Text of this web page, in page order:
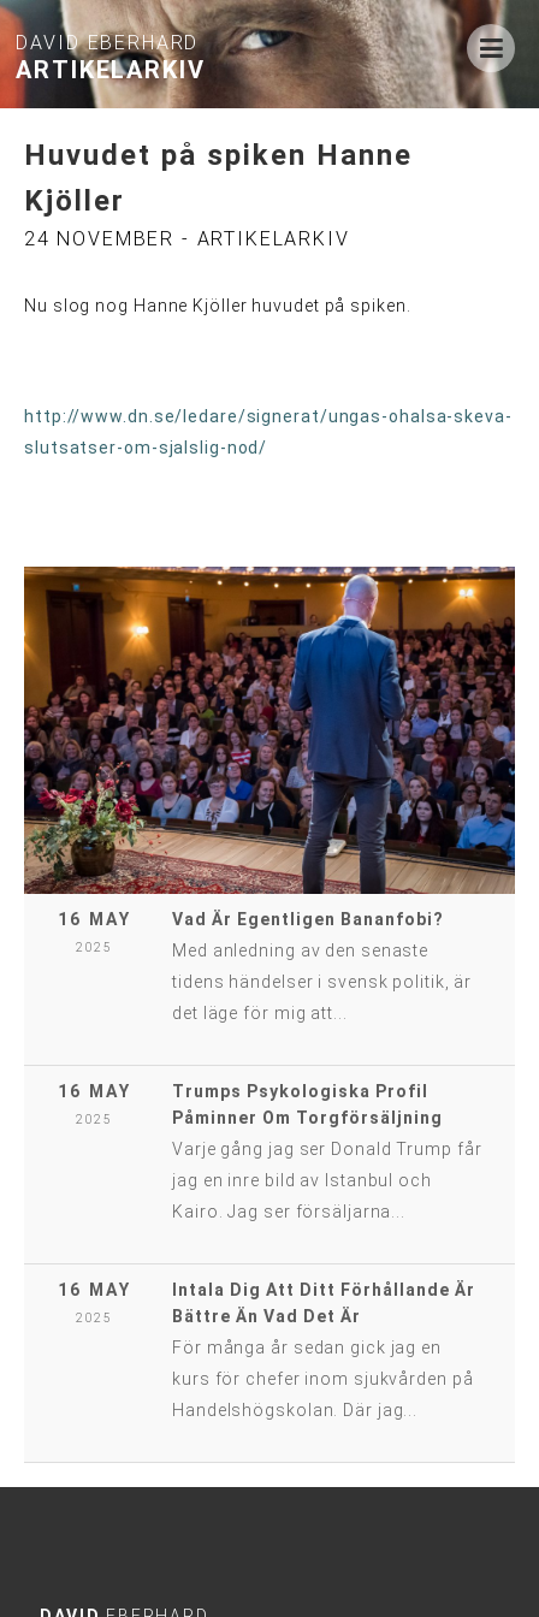
DAVID EBERHARD
ARTIKELARKIV
Huvudet på spiken Hanne
Kjöller
24 NOVEMBER - ARTIKELARKIV
Nu slog nog Hanne Kjöller huvudet på spiken.
http://www.dn.se/ledare/signerat/ungas-ohalsa-skeva-
slutsatser-om-sjalslig-nod/
16 MAY
2025
Vad Är Egentligen Bananfobi?
Med anledning av den senaste
tidens händelser i svensk politik, är
det läge för mig att...
16 MAY
2025
Trumps Psykologiska Profil
Påminner Om Torgförsäljning
Varje gång jag ser Donald Trump får
jag en inre bild av Istanbul och
Kairo. Jag ser försäljarna...
16 MAY
2025
Intala Dig Att Ditt Förhållande Är
Bättre Än Vad Det Är
För många år sedan gick jag en
kurs för chefer inom sjukvården på
Handelshögskolan. Där jag...